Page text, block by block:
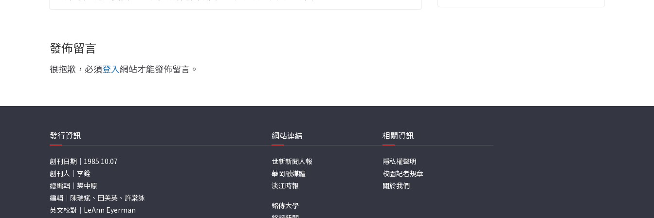
發佈留言
很抱歉，必須登入網站才能發佈留言。
發行資訊
創刊日期｜1985.10.07
創刊人｜李銓
總編輯｜樊中原
編輯｜陳瑞斌、田美英、許棠詠
英文校對｜LeAnn Eyerman
網站連結
世新新聞人報
華岡融媒體
淡江時報
銘傳大學
相關資訊
隱私權聲明
校園記者規章
關於我們